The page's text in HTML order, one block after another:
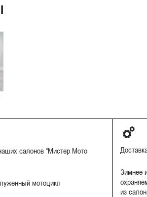
салонов “Мистер Мото
мотоцикл
Зимнее
из